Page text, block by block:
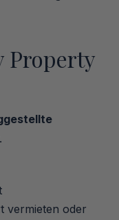
Property
vermieten oder